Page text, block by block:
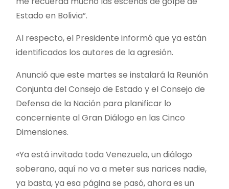
Estado en Bolivia”.
Al respecto, el Presidente informó que ya están
identificados los autores de la agresión.
Anunció que este martes se instalará la Reunión
Conjunta del Consejo de Estado y el Consejo de
Defensa de la Nación para planificar lo
concerniente al Gran Diálogo en las Cinco
Dimensiones.
«Ya está invitada toda Venezuela, un diálogo
soberano, aquí no va a meter sus narices nadie,
ya basta, ya esa página se pasó, ahora es un